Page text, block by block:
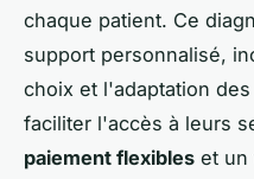
chaque patient. Ce
support personnalisé,
choix et l'adaptation
faciliter l'accès à leurs
paiement flexibles et un